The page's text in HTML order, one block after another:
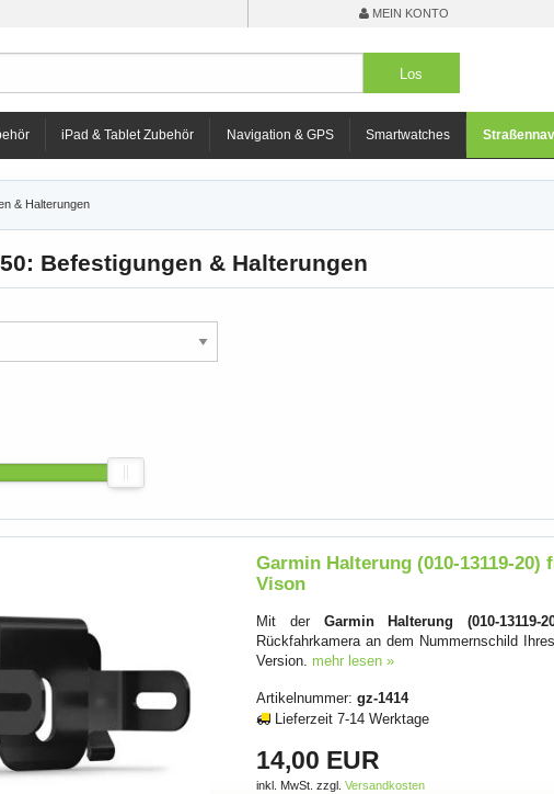
MEIN KONTO
iPad & Tablet Zubehör Navigation & GPS Smartwatches
& Halterungen
Befestigungen & Halterungen
Garmin Halterung (010-13119-
Vison
Mit der Garmin Halterung (010-13119-
Rückfahrkamera an dem Nummernschild
Version. mehr lesen »
Artikelnummer:gz-1414
Lieferzeit 7-14 Werktage
14,00 EUR
inkl. MwSt. zzgl.Versandkosten